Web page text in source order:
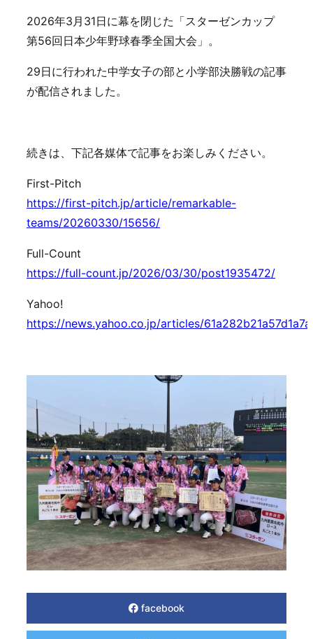
2026年3月31日に幕を閉じた「スターゼンカップ
第56回日本少年野球春季全国大会」。
29日に行われた中学女子の部と小学部決勝戦の記事
が配信されました。
続きは、下記各媒体で記事をお楽しみください。
First-Pitch
https://first-pitch.jp/article/remarkable-
teams/20260330/15656/
Full-Count
https://full-count.jp/2026/03/30/post1935472/
Yahoo!
https://news.yahoo.co.jp/articles/
facebook